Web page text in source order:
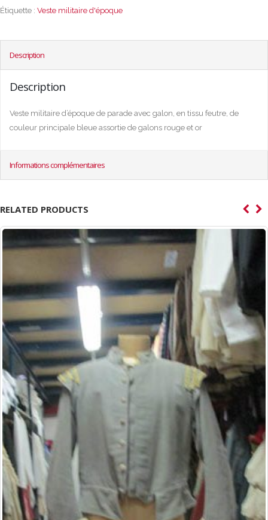
Étiquette : Veste militaire d'époque
Description
Description
Veste militaire d’époque de parade avec galon, en tissu feutre, de
couleur principale bleue assortie de galons rouge et or
Informations complémentaires
RELATED PRODUCTS